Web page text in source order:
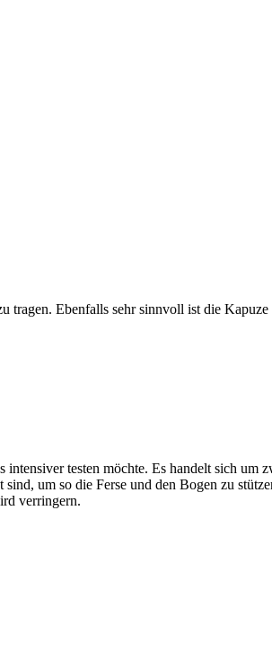
Ebenfalls sehr sinnvoll ist die
testen möchte. Es handelt sich
um so die Ferse und den Bogen zu
verringern.